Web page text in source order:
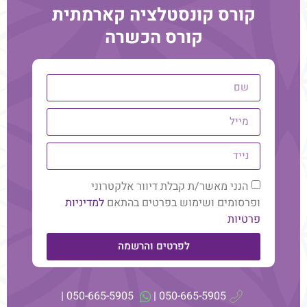
לחוויה, כאילו אני שם.
הפעלת הלב
אחד הדברים המעניינים, שגיליתי, זה שכ 60% (תלוי את מי
קורס קונסטלציה קארמתית
קורס הכשרה
הנני מאשר/ת קבלת דיוור אלקטרוני
ופרסומים ושימוש בפרטים בהתאםלמדיניות
פרטיות
לפרטים והרשמה
050-665-5905 |
050-665-5905 |